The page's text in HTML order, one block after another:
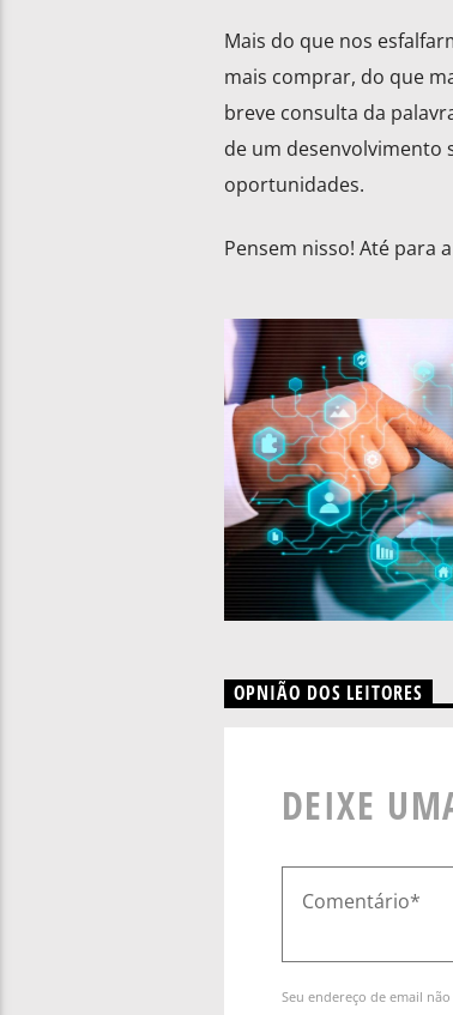
Mais do que nos
mais comprar, do que
breve consulta da
de um desenvolvimento
oportunidades.
Pensem nisso!
OPNIÃO DOS LEITORES
DEIXE
Seu endereço de email